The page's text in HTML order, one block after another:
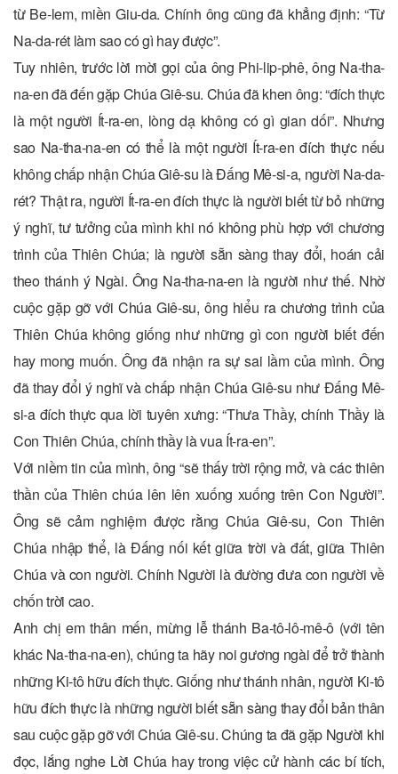
từ Be-lem, miền Giu-da. Chính ông cũng đã khẳng định: “Từ
Na-da-rét làm sao có gì hay được”.
Tuy nhiên, trước lời mời gọi của ông Phi-lip-phê, ông Na-tha-
na-en đã đến gặp Chúa Giê-su. Chúa đã khen ông: “đích thực
là một người Ít-ra-en, lòng dạ không có gì gian dối”. Nhưng
sao Na-tha-na-en có thể là một người Ít-ra-en đích thực nếu
không chấp nhận Chúa Giê-su là Đấng Mê-si-a, người Na-da-
rét? Thật ra, người Ít-ra-en đích thực là người biết từ bỏ những
ý nghĩ, tư tưởng của mình khi nó không phù hợp với chương
trình của Thiên Chúa; là người sẵn sàng thay đổi, hoán cải
theo thánh ý Ngài. Ông Na-tha-na-en là người như thế. Nhờ
cuộc gặp gỡ với Chúa Giê-su, ông hiểu ra chương trình của
Thiên Chúa không giống như những gì con người biết đến
hay mong muốn. Ông đã nhận ra sự sai lầm của mình. Ông
đã thay đổi ý nghĩ và chấp nhận Chúa Giê-su như Đấng Mê-
si-a đích thực qua lời tuyên xưng: “Thưa Thầy, chính Thầy là
Con Thiên Chúa, chính thầy là vua Ít-ra-en”.
Với niềm tin của mình, ông “sẽ thấy trời rộng mở, và các thiên
thần của Thiên chúa lên lên xuống xuống trên Con Người”.
Ông sẽ cảm nghiệm được rằng Chúa Giê-su, Con Thiên
Chúa nhập thể, là Đấng nối kết giữa trời và đất, giữa Thiên
Chúa và con người. Chính Người là đường đưa con người về
chốn trời cao.
Anh chị em thân mến, mừng lễ thánh Ba-tô-lô-mê-ô (với tên
khác Na-tha-na-en), chúng ta hãy noi gương ngài để trở thành
những Ki-tô hữu đích thực. Giống như thánh nhân, người Ki-tô
hữu đích thực là những người biết sẵn sàng thay đổi bản thân
sau cuộc gặp gỡ với Chúa Giê-su. Chúng ta đã gặp Người khi
đọc, lắng nghe Lời Chúa hay trong việc cử hành các bí tích,